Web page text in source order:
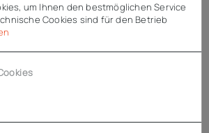
und höhenverstellbare Auflageschienen
rilsaniert
um Ihnen den bestmöglichen Service
Cookies sind für den Betrieb